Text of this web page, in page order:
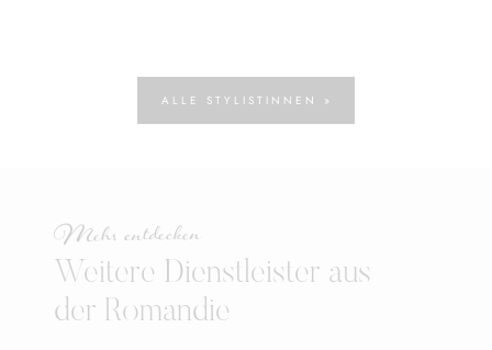
ALLE STYLISTINNEN »
Mehr entdecken
Weitere Dienstleister aus
der Romandie